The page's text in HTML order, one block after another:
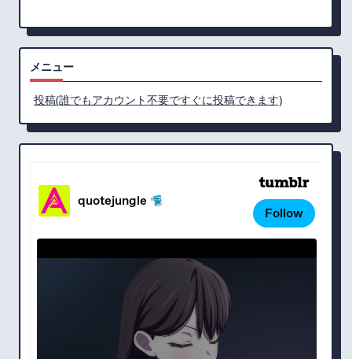
メニュー
投稿(誰でもアカウント不要ですぐに投稿できます)